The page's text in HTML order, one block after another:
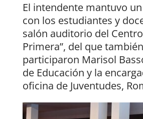
El intendente mantuvo
con los estudiantes y
salón auditorio del Centro
Primera”, del que también
participaron Marisol
de Educación y la
oficina de Juventudes,